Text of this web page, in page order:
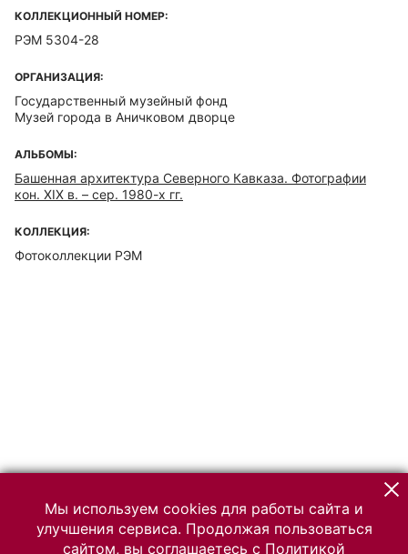
КОЛЛЕКЦИОННЫЙ НОМЕР:
РЭМ 5304-28
ОРГАНИЗАЦИЯ:
Государственный музейный фонд
Музей города в Аничковом дворце
АЛЬБОМЫ:
Башенная архитектура Северного Кавказа. Фотографии
кон. XIX в. – сер. 1980-х гг.
КОЛЛЕКЦИЯ:
Фотоколлекции РЭМ
Мы используем cookies для работы сайта и
улучшения сервиса. Продолжая пользоваться
сайтом, вы соглашаетесь с Политикой